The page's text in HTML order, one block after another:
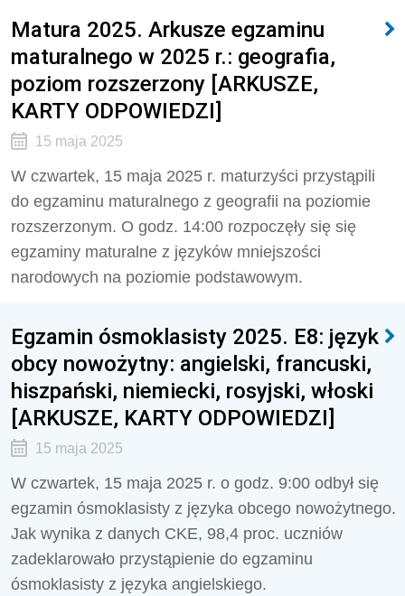
Matura 2025. Arkusze egzaminu
maturalnego w 2025 r.: geografia,
poziom rozszerzony [ARKUSZE,
KARTY ODPOWIEDZI]
15 maja 2025
W czwartek, 15 maja 2025 r. maturzyści przystąpili
do egzaminu maturalnego z geografii na poziomie
rozszerzonym. O godz. 14:00 rozpoczęły się się
egzaminy maturalne z języków mniejszości
narodowych na poziomie podstawowym.
Egzamin ósmoklasisty 2025. E8: język
obcy nowożytny: angielski, francuski,
hiszpański, niemiecki, rosyjski, włoski
[ARKUSZE, KARTY ODPOWIEDZI]
15 maja 2025
W czwartek, 15 maja 2025 r. o godz. 9:00 odbył się
egzamin ósmoklasisty z języka obcego nowożytnego.
Jak wynika z danych CKE, 98,4 proc. uczniów
zadeklarowało przystąpienie do egzaminu
ósmoklasisty z języka angielskiego.